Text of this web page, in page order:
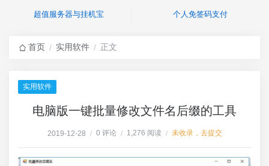
超值服务器与挂机宝 个人免签码支付
首页 / 实用软件 / 正文
实用软件
电脑版一键批量修改文件名后缀的工具
2019-12-28 / 0 评论 / 1,276 阅读 / 未收录，去提交